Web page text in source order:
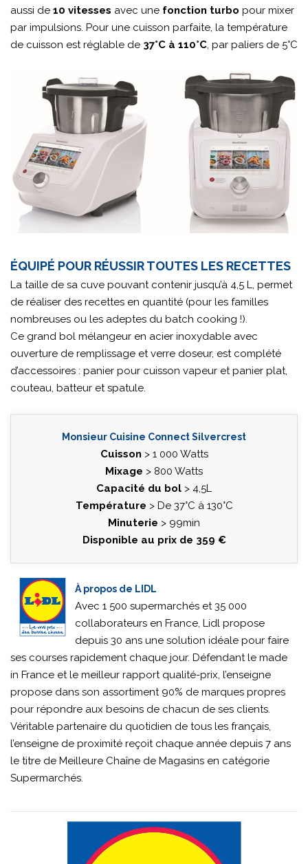
aussi de 10 vitesses avec une fonction turbo pour mixer
par impulsions. Pour une cuisson parfaite, la température
de cuisson est réglable de 37°C à 110°C, par paliers de 5°C
ÉQUIPÉ POUR RÉUSSIR TOUTES LES RECETTES
La taille de sa cuve pouvant contenir jusqu’à 4,5 L, permet
de réaliser des recettes en quantité (pour les familles
nombreuses ou les adeptes du batch cooking !).
Ce grand bol mélangeur en acier inoxydable avec
ouverture de remplissage et verre doseur, est complété
d’accessoires : panier pour cuisson vapeur et panier plat,
couteau, batteur et spatule.
Monsieur Cuisine Connect Silvercrest
Cuisson > 1 000 Watts
Mixage > 800 Watts
Capacité du bol > 4,5L
Température > De 37°C à 130°C
Minuterie > 99min
Disponible au prix de 359 €
À propos de LIDL
Avec 1 500 supermarchés et 35 000
collaborateurs en France, Lidl propose
depuis 30 ans une solution idéale pour faire
ses courses rapidement chaque jour. Défendant le made
in France et le meilleur rapport qualité-prix, l’enseigne
propose dans son assortiment 90% de marques propres
pour répondre aux besoins de chacun de ses clients.
Véritable partenaire du quotidien de tous les français,
l’enseigne de proximité reçoit chaque année depuis 7 ans
le titre de Meilleure Chaîne de Magasins en catégorie
Supermarchés.